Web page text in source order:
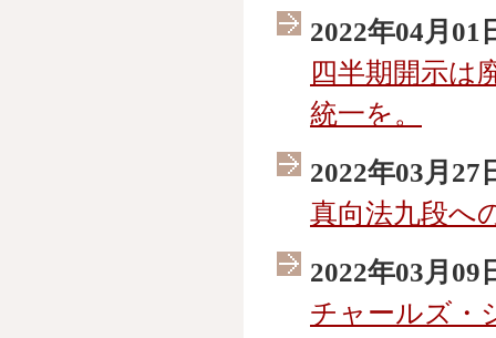
2022年04月01
四半期開示は
統一を。
2022年03月27
真向法九段へ
2022年03月09
チャールズ・